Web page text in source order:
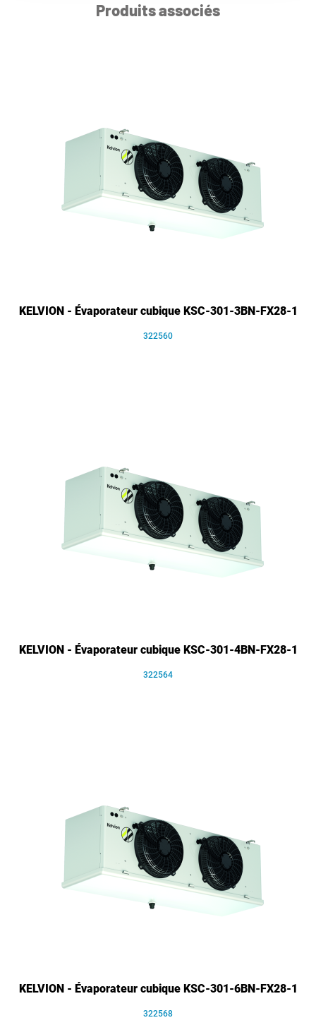
Produits associés
KELVION - Évaporateur cubique KSC-301-3BN-FX28-1
322560
KELVION - Évaporateur cubique KSC-301-4BN-FX28-1
322564
KELVION - Évaporateur cubique KSC-301-6BN-FX28-1
322568